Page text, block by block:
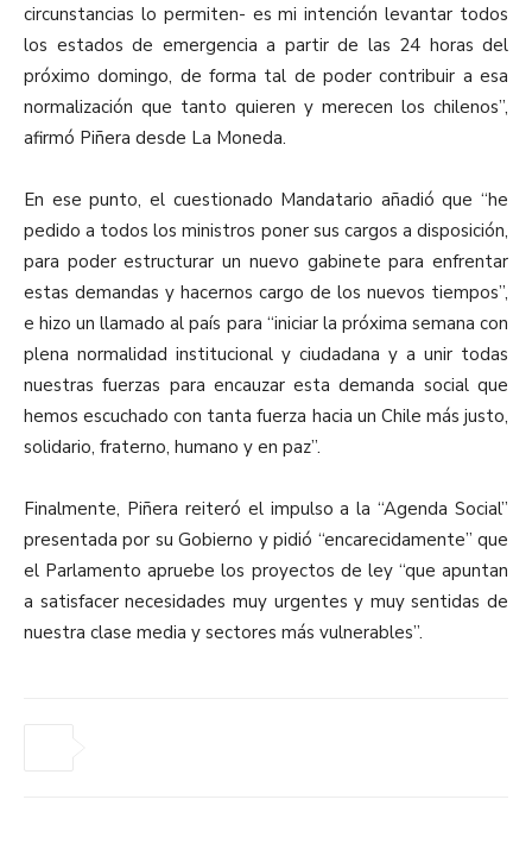
circunstancias lo permiten- es mi intención levantar todos
los estados de emergencia a partir de las 24 horas del
próximo domingo, de forma tal de poder contribuir a esa
normalización que tanto quieren y merecen los chilenos”,
afirmó Piñera desde La Moneda.
En ese punto, el cuestionado Mandatario añadió que “he
pedido a todos los ministros poner sus cargos a disposición,
para poder estructurar un nuevo gabinete para enfrentar
estas demandas y hacernos cargo de los nuevos tiempos”,
e hizo un llamado al país para “iniciar la próxima semana con
plena normalidad institucional y ciudadana y a unir todas
nuestras fuerzas para encauzar esta demanda social que
hemos escuchado con tanta fuerza hacia un Chile más justo,
solidario, fraterno, humano y en paz”.
Finalmente, Piñera reiteró el impulso a la “Agenda Social”
presentada por su Gobierno y pidió “encarecidamente” que
el Parlamento apruebe los proyectos de ley “que apuntan
a satisfacer necesidades muy urgentes y muy sentidas de
nuestra clase media y sectores más vulnerables”.